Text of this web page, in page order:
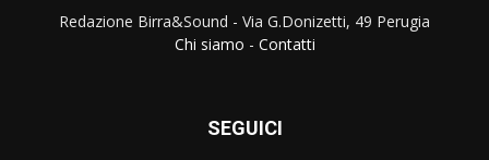
Redazione Birra&Sound - Via G.Donizetti, 49 Perugia
Chi siamo - Contatti
SEGUICI